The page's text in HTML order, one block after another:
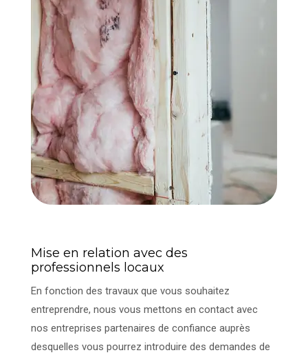
Mise en relation avec des
professionnels locaux
En fonction des travaux que vous souhaitez
entreprendre, nous vous mettons en contact avec
nos entreprises partenaires de confiance auprès
desquelles vous pourrez introduire des demandes de